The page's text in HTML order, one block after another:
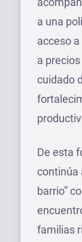
a una
acceso
a
cuidado
De esta
continúa
barrio”
familias